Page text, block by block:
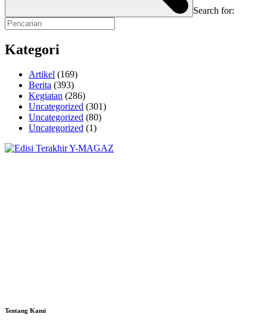
Search for:
Kategori
Artikel (169)
Berita (393)
Kegiatan (286)
Uncategorized (301)
Uncategorized (80)
Uncategorized (1)
Tentang Kami